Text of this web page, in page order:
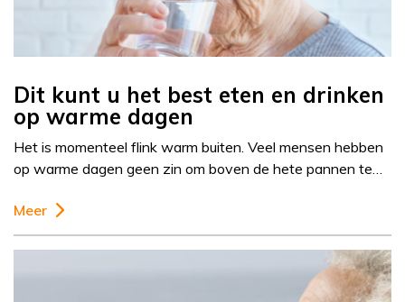
Dit kunt u het best eten en drinken
op warme dagen
Het is momenteel flink warm buiten. Veel mensen hebben
op warme dagen geen zin om boven de hete pannen te…
Meer